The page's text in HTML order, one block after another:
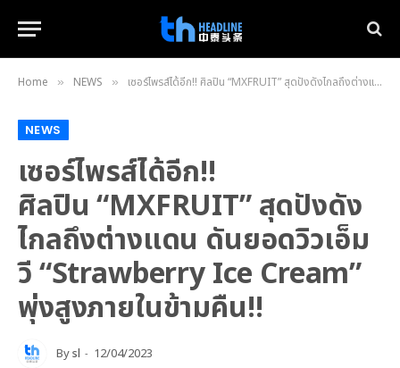
Home » NEWS » เซอร์ไพรส์ได้อีก!! ศิลปิน “MXFRUIT” สุดปังดังไกลถึงต่างแดน ดันยอดวิวเอ็มวี “Strawberry Ice Cream” พุ่งสูงภายในข้ามคืน!!
NEWS
เซอร์ไพรส์ได้อีก!!
ศิลปิน “MXFRUIT” สุดปังดัง
ไกลถึงต่างแดน ดันยอดวิวเอ็ม
วี “Strawberry Ice Cream”
พุ่งสูงภายในข้ามคืน!!
Bysl 12/04/2023